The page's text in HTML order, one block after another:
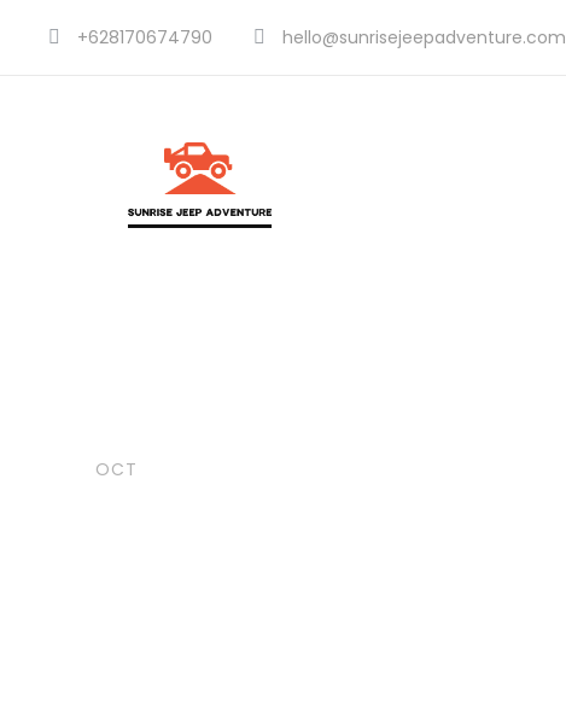
+628170674790 hello@sunrisejeepadventure.com
OCT